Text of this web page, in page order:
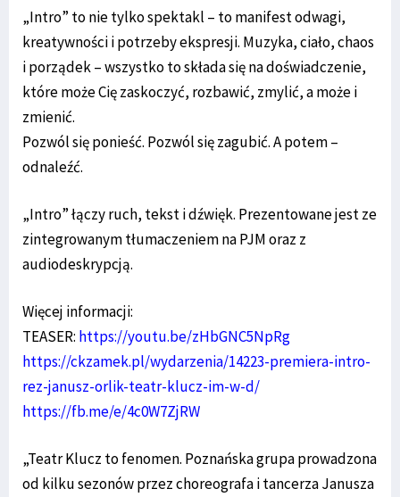
„Intro” to nie tylko spektakl – to manifest odwagi,
kreatywności i potrzeby ekspresji. Muzyka, ciało, chaos
i porządek – wszystko to składa się na doświadczenie,
które może Cię zaskoczyć, rozbawić, zmylić, a może i
zmienić.
Pozwól się ponieść. Pozwól się zagubić. A potem –
odnaleźć.
„Intro” łączy ruch, tekst i dźwięk. Prezentowane jest ze
zintegrowanym tłumaczeniem na PJM oraz z
audiodeskrypcją.
Więcej informacji:
TEASER: https://youtu.be/zHbGNC5NpRg
https://ckzamek.pl/wydarzenia/14223-premiera-intro-
rez-janusz-orlik-teatr-klucz-im-w-d/
https://fb.me/e/4c0W7ZjRW
„Teatr Klucz to fenomen. Poznańska grupa prowadzona
od kilku sezonów przez choreografa i tancerza Janusza